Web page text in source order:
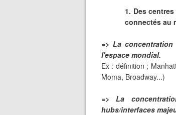
1. Des
connectés au
=> La
l'espace mondial.
Ex : définition ;
Moma, Broadway...)
=> La
hubs/interfaces